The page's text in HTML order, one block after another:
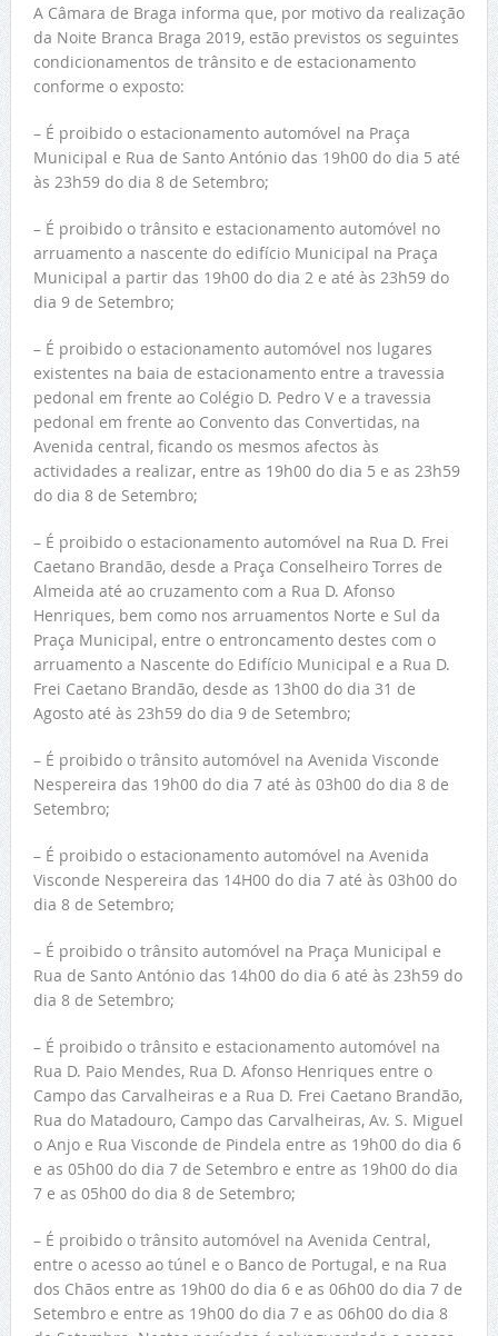
A Câmara de Braga informa que, por motivo da realização
da Noite Branca Braga 2019, estão previstos os seguintes
condicionamentos de trânsito e de estacionamento
conforme o exposto:
– É proibido o estacionamento automóvel na Praça
Municipal e Rua de Santo António das 19h00 do dia 5 até
às 23h59 do dia 8 de Setembro;
– É proibido o trânsito e estacionamento automóvel no
arruamento a nascente do edifício Municipal na Praça
Municipal a partir das 19h00 do dia 2 e até às 23h59 do
dia 9 de Setembro;
– É proibido o estacionamento automóvel nos lugares
existentes na baia de estacionamento entre a travessia
pedonal em frente ao Colégio D. Pedro V e a travessia
pedonal em frente ao Convento das Convertidas, na
Avenida central, ficando os mesmos afectos às
actividades a realizar, entre as 19h00 do dia 5 e as 23h59
do dia 8 de Setembro;
– É proibido o estacionamento automóvel na Rua D. Frei
Caetano Brandão, desde a Praça Conselheiro Torres de
Almeida até ao cruzamento com a Rua D. Afonso
Henriques, bem como nos arruamentos Norte e Sul da
Praça Municipal, entre o entroncamento destes com o
arruamento a Nascente do Edifício Municipal e a Rua D.
Frei Caetano Brandão, desde as 13h00 do dia 31 de
Agosto até às 23h59 do dia 9 de Setembro;
– É proibido o trânsito automóvel na Avenida Visconde
Nespereira das 19h00 do dia 7 até às 03h00 do dia 8 de
Setembro;
– É proibido o estacionamento automóvel na Avenida
Visconde Nespereira das 14H00 do dia 7 até às 03h00 do
dia 8 de Setembro;
– É proibido o trânsito automóvel na Praça Municipal e
Rua de Santo António das 14h00 do dia 6 até às 23h59 do
dia 8 de Setembro;
– É proibido o trânsito e estacionamento automóvel na
Rua D. Paio Mendes, Rua D. Afonso Henriques entre o
Campo das Carvalheiras e a Rua D. Frei Caetano Brandão,
Rua do Matadouro, Campo das Carvalheiras, Av. S. Miguel
o Anjo e Rua Visconde de Pindela entre as 19h00 do dia 6
e as 05h00 do dia 7 de Setembro e entre as 19h00 do dia
7 e as 05h00 do dia 8 de Setembro;
– É proibido o trânsito automóvel na Avenida Central,
entre o acesso ao túnel e o Banco de Portugal, e na Rua
dos Chãos entre as 19h00 do dia 6 e as 06h00 do dia 7 de
Setembro e entre as 19h00 do dia 7 e as 06h00 do dia 8